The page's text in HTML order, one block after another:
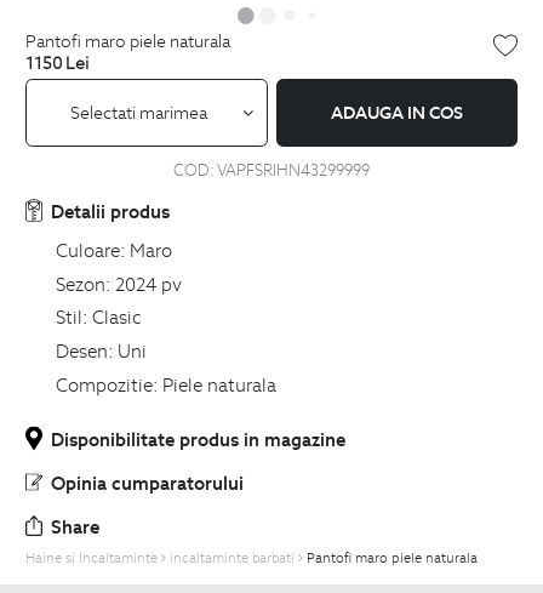
pantofi maro piele naturala
1150 Lei
Selectati marimea ADAUGA IN COS
COD:VAPFSRIHN43299999
Detalii produs
Culoare: Maro
Sezon: 2024 pv
Stil: Clasic
Desen: Uni
Compozitie: Piele naturala
Disponibilitate produs in magazine
Opinia cumparatorului
Share
Haine si Incaltaminte incaltaminte barbati Pantofi maro piele naturala